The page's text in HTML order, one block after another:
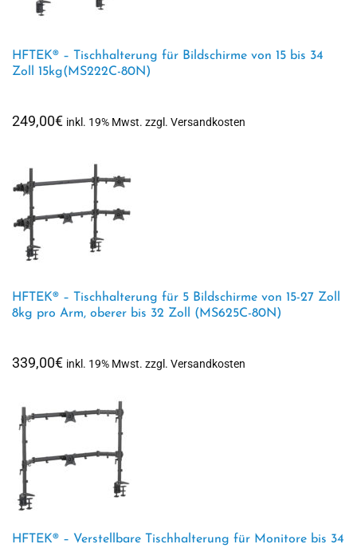
HFTEK® – Tischhalterung für Bildschirme von 15 bis 34
Zoll 15kg(MS222C-80N)
249,00€ inkl. 19% Mwst. zzgl. Versandkosten
HFTEK® – Tischhalterung für 5 Bildschirme von 15-27 Zoll
8kg pro Arm, oberer bis 32 Zoll (MS625C-80N)
339,00€ inkl. 19% Mwst. zzgl. Versandkosten
HFTEK® – Verstellbare Tischhalterung für Monitore bis 34